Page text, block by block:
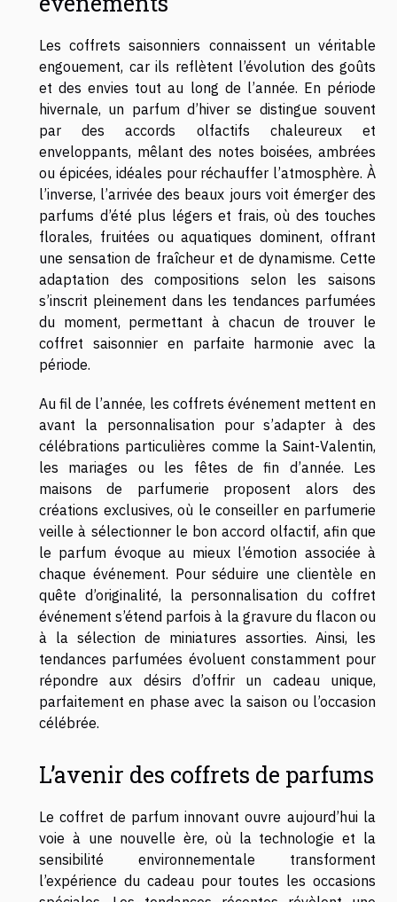
Les coffrets saisonniers connaissent un véritable
engouement, car ils reflètent l’évolution des goûts
et des envies tout au long de l’année. En période
hivernale, un parfum d’hiver se distingue souvent
par des accords olfactifs chaleureux et
enveloppants, mêlant des notes boisées, ambrées
ou épicées, idéales pour réchauffer l’atmosphère. À
l’inverse, l’arrivée des beaux jours voit émerger des
parfums d’été plus légers et frais, où des touches
florales, fruitées ou aquatiques dominent, offrant
une sensation de fraîcheur et de dynamisme. Cette
adaptation des compositions selon les saisons
s’inscrit pleinement dans les tendances parfumées
du moment, permettant à chacun de trouver le
coffret saisonnier en parfaite harmonie avec la
période.
Au fil de l’année, les coffrets événement mettent en
avant la personnalisation pour s’adapter à des
célébrations particulières comme la Saint-Valentin,
les mariages ou les fêtes de fin d’année. Les
maisons de parfumerie proposent alors des
créations exclusives, où le conseiller en parfumerie
veille à sélectionner le bon accord olfactif, afin que
le parfum évoque au mieux l’émotion associée à
chaque événement. Pour séduire une clientèle en
quête d’originalité, la personnalisation du coffret
événement s’étend parfois à la gravure du flacon ou
à la sélection de miniatures assorties. Ainsi, les
tendances parfumées évoluent constamment pour
répondre aux désirs d’offrir un cadeau unique,
parfaitement en phase avec la saison ou l’occasion
célébrée.
L’avenir des coffrets de parfums
Le coffret de parfum innovant ouvre aujourd’hui la
voie à une nouvelle ère, où la technologie et la
sensibilité environnementale transforment
l’expérience du cadeau pour toutes les occasions